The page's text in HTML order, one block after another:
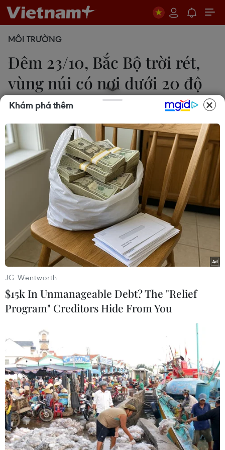
MÔI TRƯỜNG
Đêm 23/10, Bắc Bộ trời rét,
vùng núi có nơi dưới 20 độ
C
Diệu Thúy
23/10/2022 10:46
Đêm 23/10, Bắc Bộ có mưa vài nơi, trời lạnh, vùng
núi có nơi trời rét; nhiệt độ thấp nhất 20-23 độ C,
vùng núi có nơi dưới 20 độ C.
(Ảnh minh họa: Thành Đạt/TTXVN)
Theo Trung tâm Dự báo Khí tượng Thủy văn
Quốc gia, đêm 23/10, Bắc Bộ có mưa vài nơi, trời
lạnh, vùng núi có nơi trời rét; nhiệt độ thấp
nhất 20-23 độ C, vùng núi có nơi dưới 20 độ C.
Khám phá thêm
JG Wentworth
$15k In Unmanageable Debt? The "Relief
Program" Creditors Hide From You